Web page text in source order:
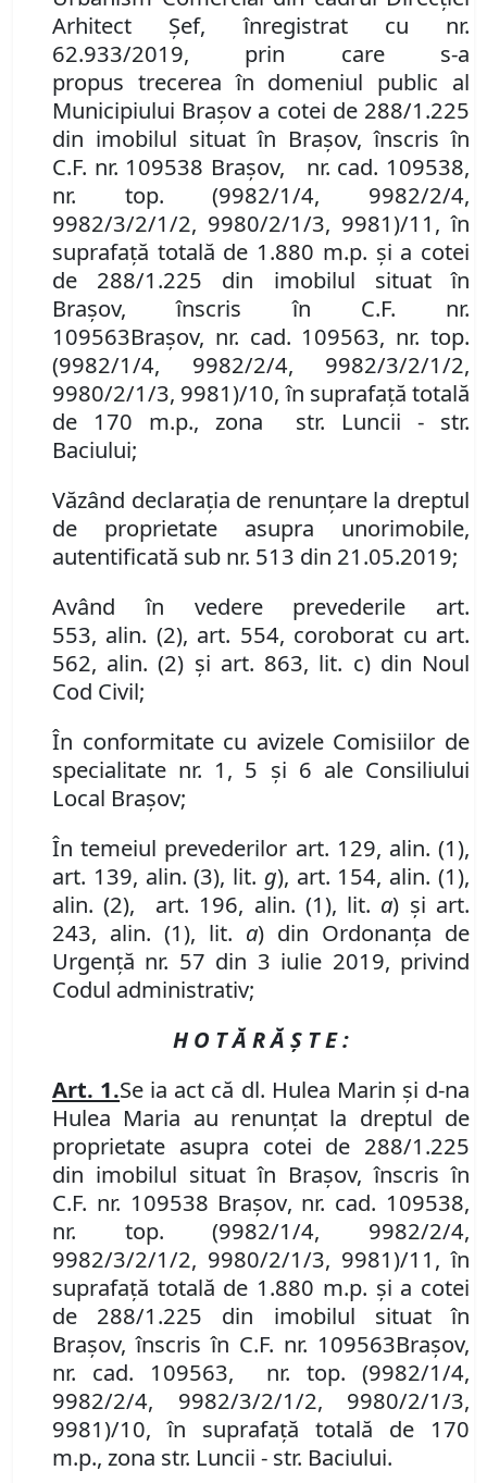
Arhitect Şef, înregistrat cu nr.
62.933/2019, prin care s-a
propus trecerea în domeniul public al
Municipiului Braşov a cotei de 288/1.225
din imobilul situat în Braşov, înscris în
C.F. nr. 109538 Brașov,
nr. cad. 109538,
nr. top. (9982/1/4, 9982/2/4,
9982/3/2/1/2, 9980/2/1/3, 9981)/11, în
suprafață totală de 1.880 m.p. și a cotei
de 288/1.225 din imobilul situat în
Braşov, înscris în C.F. nr.
109563Brașov, nr. cad. 109563, nr. top.
(9982/1/4, 9982/2/4, 9982/3/2/1/2,
9980/2/1/3, 9981)/10, în suprafață totală
de 170 m.p., zona str. Luncii - str.
Baciului;
Văzând declaraţia de renunţare la dreptul
de proprietate asupra unorimobile,
autentificată sub nr. 513 din 21.05.2019;
Având în vedere prevederile art.
553, alin. (2), art. 554, coroborat cu art.
562, alin. (2) și art. 863, lit. c)din Noul
Cod Civil;
În conformitate cu avizele Comisiilor de
specialitate nr. 1, 5 și 6 ale Consiliului
Local Brașov;
În temeiul prevederilor art. 129, alin. (1),
art. 139, alin. (3), lit. g), art. 154, alin. (1),
alin. (2), art. 196, alin. (1), lit. a) și art.
243, alin. (1), lit. a) din Ordonanța de
Urgență nr. 57 din 3 iulie 2019, privind
Codul administrativ;
H O T Ă R Ă Ş T E :
Art. 1.Se ia act că dl. Hulea Marin și d-na
Hulea Maria au renunțat la dreptul de
proprietate asupra cotei de 288/1.225
din imobilul situat în Braşov, înscris în
C.F. nr. 109538 Brașov, nr. cad. 109538,
nr. top. (9982/1/4, 9982/2/4,
9982/3/2/1/2, 9980/2/1/3, 9981)/11, în
suprafață totală de 1.880 m.p. și a cotei
de 288/1.225 din imobilul situat în
Braşov, înscris în C.F. nr. 109563Brașov,
nr. cad. 109563, nr. top. (9982/1/4,
9982/2/4, 9982/3/2/1/2, 9980/2/1/3,
9981)/10, în suprafață totală de 170
m.p., zona str. Luncii - str. Baciului.